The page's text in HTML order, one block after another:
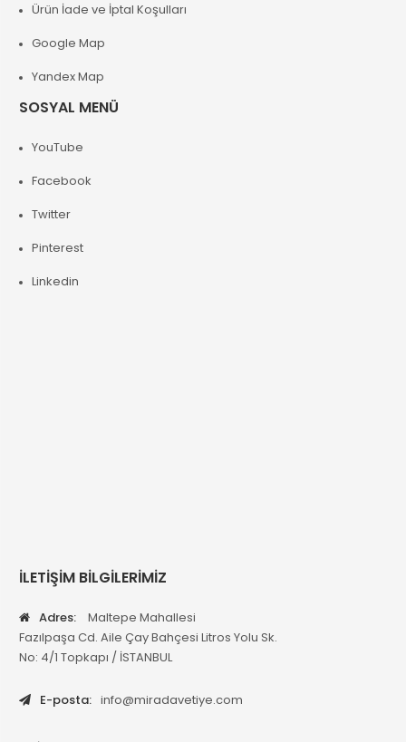
Ürün İade ve İptal Koşulları
Google Map
Yandex Map
SOSYAL MENÜ
YouTube
Facebook
Twitter
Pinterest
Linkedin
İLETİŞİM BİLGİLERİMİZ
Adres:
Maltepe Mahallesi
Fazılpaşa Cd. Aile Çay Bahçesi Litros Yolu Sk.
No: 4/1 Topkapı / İSTANBUL
E-posta: info@miradavetiye.com